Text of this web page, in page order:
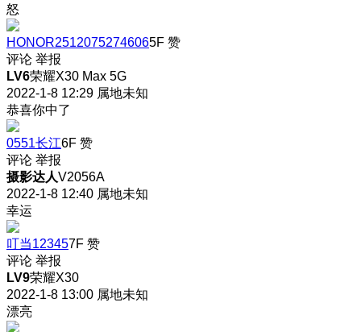
怒
HONOR25120752746065F 赞
评论 举报
LV6荣耀X30 Max 5G
2022-1-8 12:29 属地未知
恭喜你中了
0551长江6F 赞
评论 举报
摄影达人V2056A
2022-1-8 12:40 属地未知
幸运
叮当123457F 赞
评论 举报
LV9荣耀X30
2022-1-8 13:00 属地未知
漂亮